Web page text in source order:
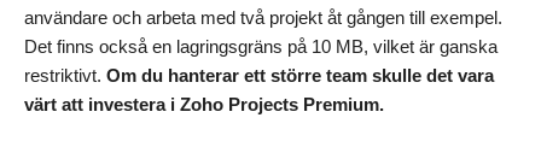
användare och arbeta med två projekt åt gången till exempel.
Det finns också en lagringsgräns på 10 MB, vilket är ganska
restriktivt. Om du hanterar ett större team skulle det vara
värt att investera i Zoho Projects Premium.